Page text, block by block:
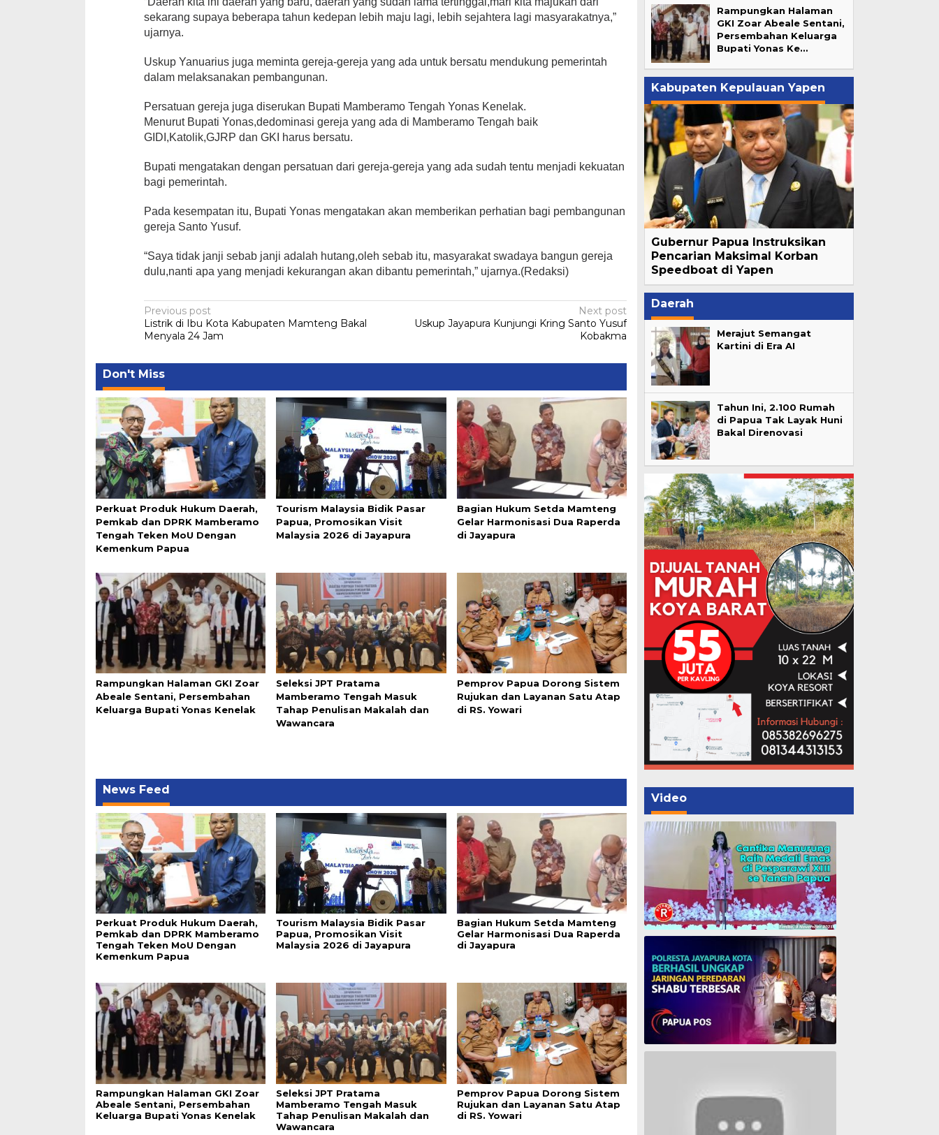
sekarang supaya beberapa tahun kedepan lebih maju lagi, lebih sejahtera lagi masyarakatnya,”
ujarnya.
Uskup Yanuarius juga meminta gereja-gereja yang ada untuk bersatu mendukung pemerintah
dalam melaksanakan pembangunan.
Persatuan gereja juga diserukan Bupati Mamberamo Tengah Yonas Kenelak.
Menurut Bupati Yonas,dedominasi gereja yang ada di Mamberamo Tengah baik
GIDI,Katolik,GJRP dan GKI harus bersatu.
Bupati mengatakan dengan persatuan dari gereja-gereja yang ada sudah tentu menjadi kekuatan
bagi pemerintah.
Pada kesempatan itu, Bupati Yonas mengatakan akan memberikan perhatian bagi pembangunan
gereja Santo Yusuf.
“Saya tidak janji sebab janji adalah hutang,oleh sebab itu, masyarakat swadaya bangun gereja
dulu,nanti apa yang menjadi kekurangan akan dibantu pemerintah,” ujarnya.(Redaksi)
Post
navigation
Previous post
Listrik di Ibu Kota Kabupaten Mamteng Bakal
Menyala 24 Jam
Next post
Uskup Jayapura Kunjungi Kring Santo Yusuf
Kobakma
Don't Miss
Perkuat Produk Hukum Daerah,
Pemkab dan DPRK Mamberamo
Tengah Teken MoU Dengan
Kemenkum Papua
Tourism Malaysia Bidik Pasar
Papua, Promosikan Visit
Malaysia 2026 di Jayapura
Bagian Hukum Setda Mamteng
Gelar Harmonisasi Dua Raperda
di Jayapura
Rampungkan Halaman GKI Zoar
Abeale Sentani, Persembahan
Keluarga Bupati Yonas Kenelak
Seleksi JPT Pratama
Mamberamo Tengah Masuk
Tahap Penulisan Makalah dan
Wawancara
Pemprov Papua Dorong Sistem
Rujukan dan Layanan Satu Atap
di RS. Yowari
News Feed
Perkuat Produk Hukum Daerah,
Pemkab dan DPRK Mamberamo
Tengah Teken MoU Dengan
Kemenkum Papua
Tourism Malaysia Bidik Pasar
Papua, Promosikan Visit
Malaysia 2026 di Jayapura
Bagian Hukum Setda Mamteng
Gelar Harmonisasi Dua Raperda
di Jayapura
Rampungkan Halaman GKI Zoar
Abeale Sentani, Persembahan
Keluarga Bupati Yonas Kenelak
Seleksi JPT Pratama
Mamberamo Tengah Masuk
Tahap Penulisan Makalah dan
Wawancara
Pemprov Papua Dorong Sistem
Rujukan dan Layanan Satu Atap
di RS. Yowari
Rampungkan Halaman
GKI Zoar Abeale Sentani,
Persembahan Keluarga
Bupati Yonas Ke…
Kabupaten Kepulauan Yapen
Gubernur Papua Instruksikan
Pencarian Maksimal Korban
Speedboat di Yapen
Daerah
Merajut Semangat
Kartini di Era AI
Tahun Ini, 2.100 Rumah
di Papua Tak Layak Huni
Bakal Direnovasi
Video
Cantika Manurung Raih Medali Emas di Pesparawi XIII se Tanah Papua
Polresta Jayapura Berhasil ungkap jaringan peredaran shabu terbesar